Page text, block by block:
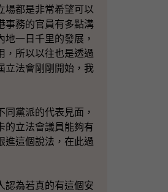
場都是非常希望可以
事務的官員有多點溝
一日千里的發展，
，所以以往也是透過
立法會剛剛開始，我
黨派的代表見面，
的立法會議員能夠有
進這個說法，在此過
為若真的有這個安